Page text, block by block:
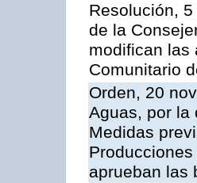
Resolución,
de la
modifican las
Comunitario
Orden, 20
Aguas, por la
Medidas
aprueban las